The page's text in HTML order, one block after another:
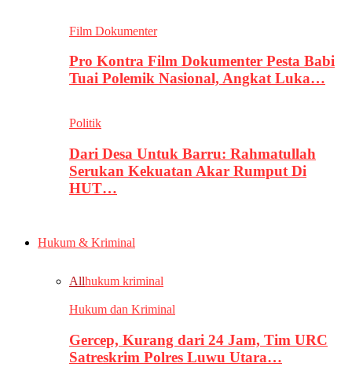
Film Dokumenter
Pro Kontra Film Dokumenter Pesta Babi
Tuai Polemik Nasional, Angkat Luka…
Politik
Dari Desa Untuk Barru: Rahmatullah
Serukan Kekuatan Akar Rumput Di
HUT…
Hukum & Kriminal
Allhukum kriminal
Hukum dan Kriminal
Gercep, Kurang dari 24 Jam, Tim URC
Satreskrim Polres Luwu Utara…